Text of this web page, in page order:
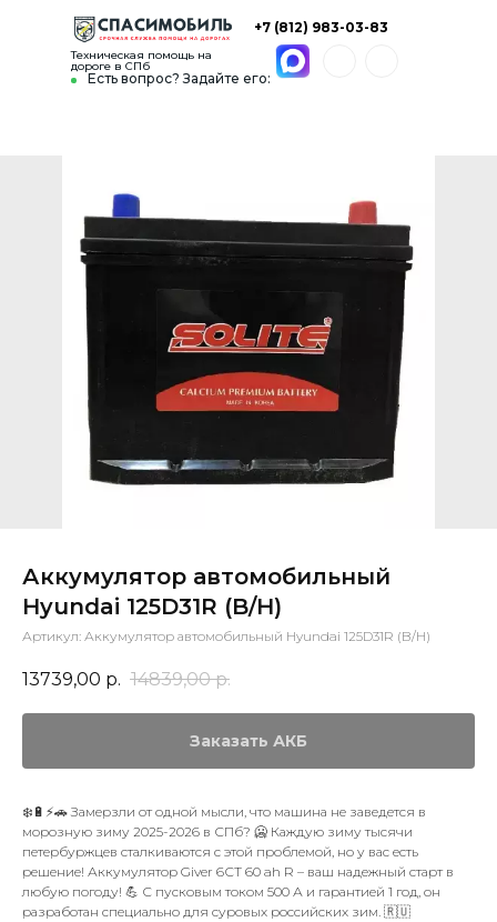
Есть вопрос? Задайте его:
+7 (812) 983-03-83
Техническая помощь на
дороге в СПб
Аккумулятор автомобильный
Hyundai 125D31R (B/H)
Артикул: Аккумулятор автомобильный Hyundai 125D31R (B/H)
13739,00 р. 14839,00 р.
Заказать АКБ
❄️🔋⚡🚗 Замерзли от одной мысли, что машина не заведется в
морозную зиму 2025-2026 в СПб? 🥶 Каждую зиму тысячи
петербуржцев сталкиваются с этой проблемой, но у вас есть
решение! Аккумулятор Giver 6СТ 60 ah R – ваш надежный старт в
любую погоду! 💪 С пусковым током 500 А и гарантией 1 год, он
разработан специально для суровых российских зим. 🇷🇺